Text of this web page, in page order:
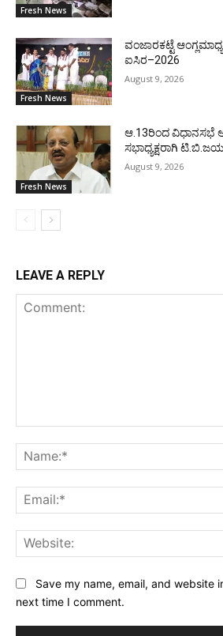
Fresh News
Fresh News
ವಂಜಾರಕಟ್ಟೆ
ಐಸಿರ–2026
August 9, 2026
Fresh News
ಆ.13ರಿಂದ ವಿಧಾನಸಭೆ
ಸಭಾಧ್ಯಕ್ಷರಾಗಿ
August 9, 2026
LEAVE A REPLY
Save my name, email, and website
next time I comment.